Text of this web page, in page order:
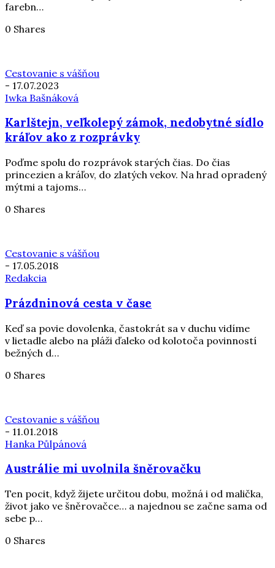
farebn…
0 Shares
Cestovanie s vášňou
- 17.07.2023
Iwka Bašnáková
Karlštejn, veľkolepý zámok, nedobytné sídlo
kráľov ako z rozprávky
Poďme spolu do rozprávok starých čias. Do čias
princezien a kráľov, do zlatých vekov. Na hrad opradený
mýtmi a tajoms…
0 Shares
Cestovanie s vášňou
- 17.05.2018
Redakcia
Prázdninová cesta v čase
Keď sa povie dovolenka, častokrát sa v duchu vidíme
v lietadle alebo na pláži ďaleko od kolotoča povinností
bežných d…
0 Shares
Cestovanie s vášňou
- 11.01.2018
Hanka Půlpánová
Austrálie mi uvolnila šněrovačku
Ten pocit, když žijete určitou dobu, možná i od malička,
život jako ve šněrovačce… a najednou se začne sama od
sebe p…
0 Shares